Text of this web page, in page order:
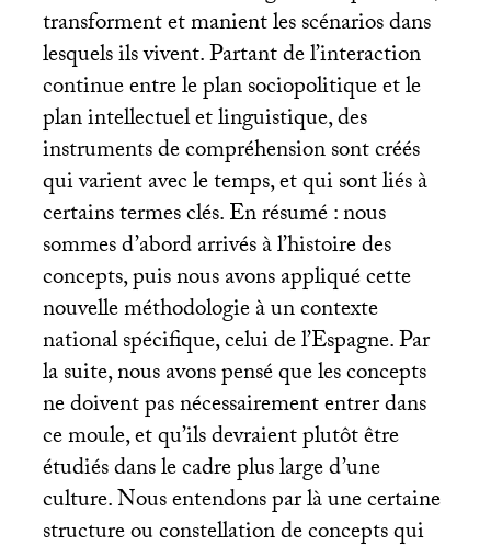
transforment et manient les scénarios dans
lesquels ils vivent. Partant de l’interaction
continue entre le plan sociopolitique et le
plan intellectuel et linguistique, des
instruments de compréhension sont créés
qui varient avec le temps, et qui sont liés à
certains termes clés. En résumé : nous
sommes d’abord arrivés à l’histoire des
concepts, puis nous avons appliqué cette
nouvelle méthodologie à un contexte
national spécifique, celui de l’Espagne. Par
la suite, nous avons pensé que les concepts
ne doivent pas nécessairement entrer dans
ce moule, et qu’ils devraient plutôt être
étudiés dans le cadre plus large d’une
culture. Nous entendons par là une certaine
structure ou constellation de concepts qui